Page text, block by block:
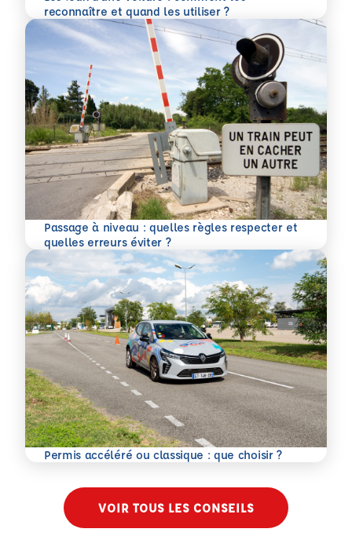
reconnaître et quand les utiliser ?
En savoir plus
Passage à niveau : quelles règles respecter et
quelles erreurs éviter ?
En savoir plus
Permis accéléré ou classique : que choisir ?
En savoir plus
VOIR TOUS LES CONSEILS